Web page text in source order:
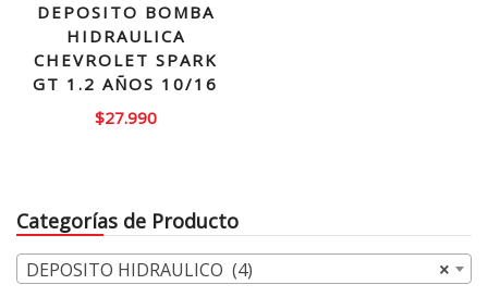
DEPOSITO BOMBA
HIDRAULICA
CHEVROLET SPARK
GT 1.2 AÑOS 10/16
$27.990
Categorías de Producto
×
DEPOSITO HIDRAULICO (4)